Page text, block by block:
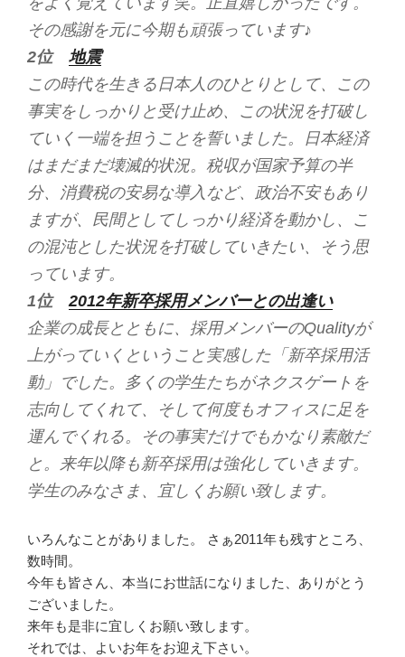
その感謝を元に今期も頑張っています♪
2位 地震
この時代を生きる日本人のひとりとして、この
事実をしっかりと受け止め、この状況を打破し
ていく一端を担うことを誓いました。日本経済
はまだまだ壊滅的状況。税収が国家予算の半
分、消費税の安易な導入など、政治不安もあり
ますが、民間としてしっかり経済を動かし、こ
の混沌とした状況を打破していきたい、そう思
っています。
1位2012年新卒採用メンバーとの出逢い
企業の成長とともに、採用メンバーのQualityが
上がっていくということ実感した「新卒採用活
動」でした。多くの学生たちがネクスゲートを
志向してくれて、そして何度もオフィスに足を
運んでくれる。その事実だけでもかなり素敵だ
と。来年以降も新卒採用は強化していきます。
学生のみなさま、宜しくお願い致します。
いろんなことがありました。 さぁ2011年も残すところ、
数時間。
今年も皆さん、本当にお世話になりました、ありがとう
ございました。
来年も是非に宜しくお願い致します。
それでは、よいお年をお迎え下さい。